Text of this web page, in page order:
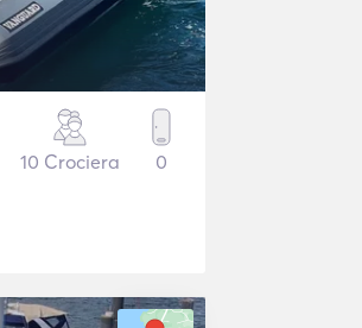
10 Crociera 0